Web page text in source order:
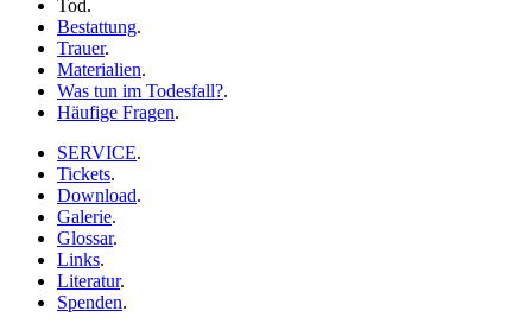
Tod.
Bestattung.
Trauer.
Materialien.
Was tun im Todesfall?.
Häufige Fragen.
SERVICE.
Tickets.
Download.
Galerie.
Glossar.
Links.
Literatur.
Spenden.